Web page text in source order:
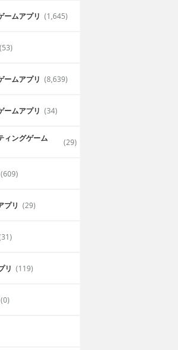
五十嵐
七並べで遊びたい時に便利
スマホで気軽の七並べで遊べるだけで
べらんす
ームアプリ (1,645)
(53)
ームアプリ (8,639)
ームアプリ (34)
ィングゲーム (29)
(609)
プリ (29)
リ (119)
(0)